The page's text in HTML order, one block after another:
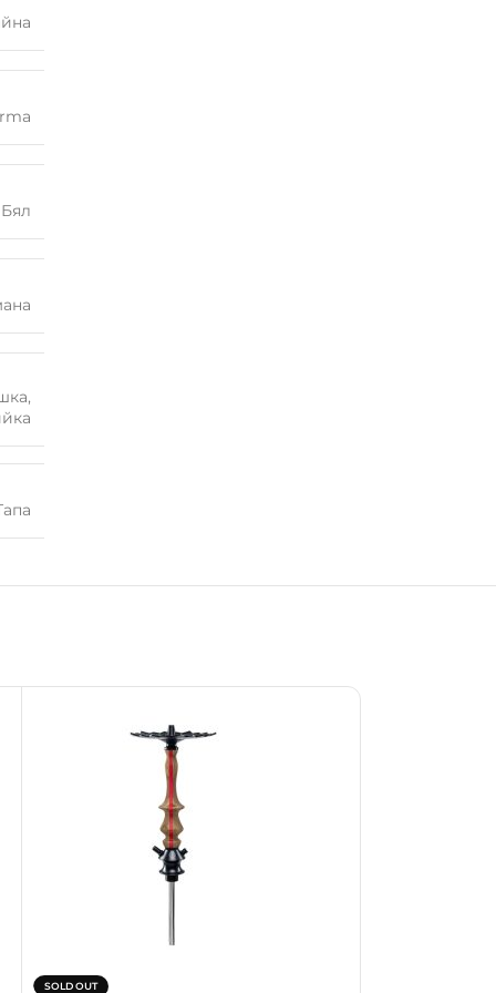
Бял
,
SOLD OUT